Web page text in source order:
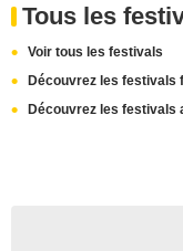
Tous les
Voir tous les festivals
Découvrez les festivals
Découvrez les festivals